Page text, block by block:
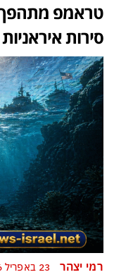
טראמפ מתהפך
סירות
רמי יצהר